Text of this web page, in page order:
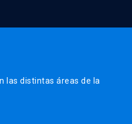
las distintas áreas de la